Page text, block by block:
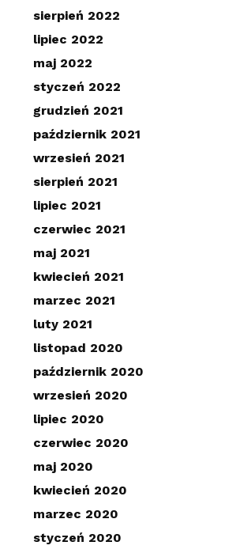
sierpień 2022
lipiec 2022
maj 2022
styczeń 2022
grudzień 2021
październik 2021
wrzesień 2021
sierpień 2021
lipiec 2021
czerwiec 2021
maj 2021
kwiecień 2021
marzec 2021
luty 2021
listopad 2020
październik 2020
wrzesień 2020
lipiec 2020
czerwiec 2020
maj 2020
kwiecień 2020
marzec 2020
styczeń 2020